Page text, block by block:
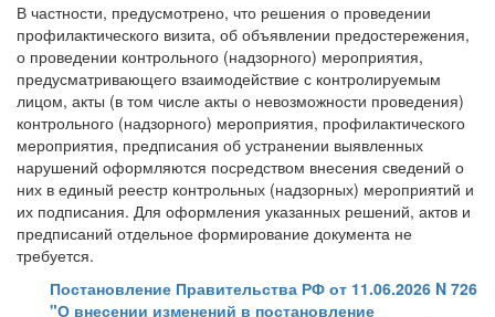
В частности, предусмотрено, что решения о проведении
профилактического визита, об объявлении предостережения,
о проведении контрольного (надзорного) мероприятия,
предусматривающего взаимодействие с контролируемым
лицом, акты (в том числе акты о невозможности проведения)
контрольного (надзорного) мероприятия, профилактического
мероприятия, предписания об устранении выявленных
нарушений оформляются посредством внесения сведений о
них в единый реестр контрольных (надзорных) мероприятий и
их подписания. Для оформления указанных решений, актов и
предписаний отдельное формирование документа не
требуется.
Постановление Правительства РФ от 11.06.2026 N 726
"О внесении изменений в постановление